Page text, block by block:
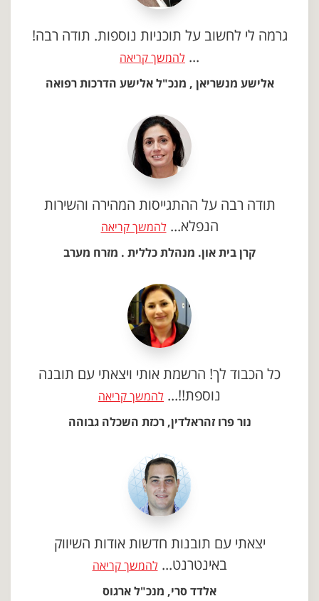
גרמה לי לחשוב על תוכניות נוספות. תודה רבה!
... להמשך קריאה
אלישע מנשריאן , מנכ"ל אלישע הדרכות רפואה
תודה רבה על ההתגייסות המהירה והשירות
הנפלא...להמשך קריאה
קרן בית און. מנהלת כללית . מזרח מערב
כל הכבוד לך! הרשמת אותי ויצאתי עם תובנה
נוספת!!... להמשך קריאה
נור פרו זהראלדין, רכזת השכלה גבוהה
יצאתי עם תובנות חדשות אודות השיווק
באינטרנט...להמשך קריאה
אלדד סרי, מנכ"ל ארגוס